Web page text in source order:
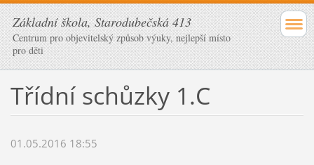
Základní škola, Starodubečská 413
Centrum pro objevitelský způsob výuky, nejlepší místo
pro děti
Třídní schůzky 1.C
01.05.2016 18:55